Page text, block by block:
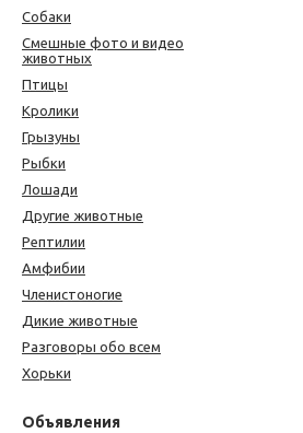
Собаки
Смешные фото и видео
животных
Птицы
Кролики
Грызуны
Рыбки
Лошади
Другие животные
Рептилии
Амфибии
Членистоногие
Дикие животные
Разговоры обо всем
Хорьки
Объявления